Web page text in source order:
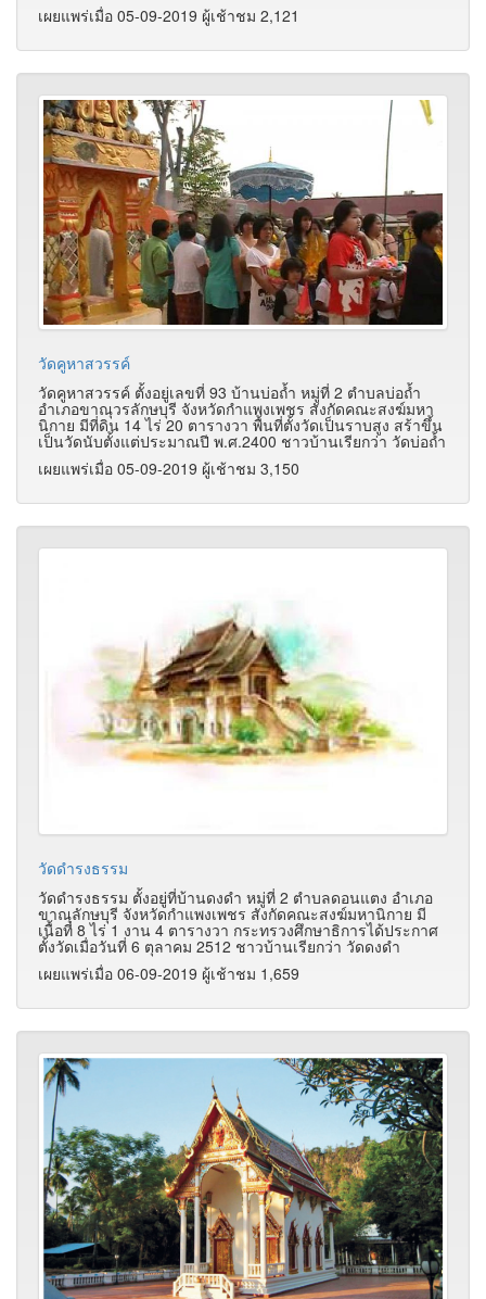
เผยแพร่เมื่อ 05-09-2019 ผู้เช้าชม 2,121
วัดคูหาสวรรค์
วัดคูหาสวรรค์ ตั้งอยู่เลขที่ 93 บ้านบ่อถ้ำ หมู่ที่ 2 ตำบลบ่อถ้ำ
อำเภอขาณุวรลักษบุรี จังหวัดกำแพงเพชร สังกัดคณะสงฆ์มหา
นิกาย มีที่ดิน 14 ไร่ 20 ตารางวา พื้นที่ตั้งวัดเป็นราบสูง สร้าขึ้น
เป็นวัดนับตั้งแต่ประมาณปี พ.ศ.2400 ชาวบ้านเรียกว่า วัดบ่อถ้ำ
เผยแพร่เมื่อ 05-09-2019 ผู้เช้าชม 3,150
วัดดำรงธรรม
วัดดำรงธรรม ตั้งอยู่ที่บ้านดงดำ หมู่ที่ 2 ตำบลดอนแตง อำเภอ
ขาณุลักษบุรี จังหวัดกำแพงเพชร สังกัดคณะสงฆ์มหานิกาย มี
เนื้อที่ 8 ไร่ 1 งาน 4 ตารางวา กระทรวงศึกษาธิการได้ประกาศ
ตั้งวัดเมื่อวันที่ 6 ตุลาคม 2512 ชาวบ้านเรียกว่า วัดดงดำ
เผยแพร่เมื่อ 06-09-2019 ผู้เช้าชม 1,659